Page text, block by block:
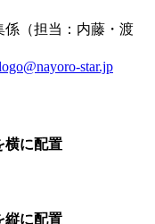
（担当：内藤・渡
star.jp
横に配置
縦に配置